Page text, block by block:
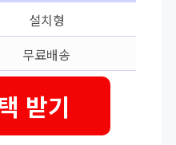
설치형
무료배송
받기